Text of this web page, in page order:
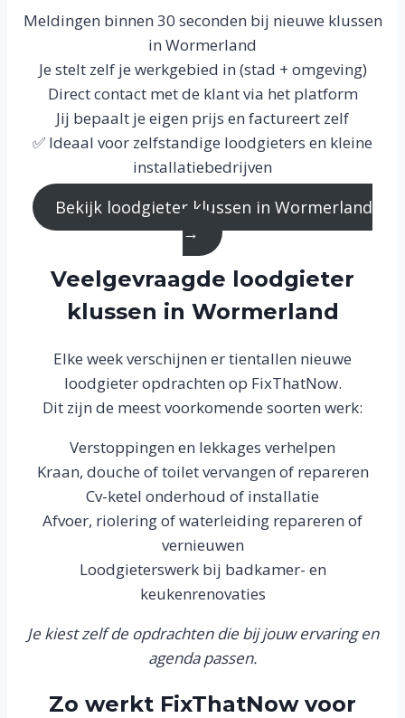
Meldingen binnen 30 seconden bij nieuwe klussen
in Wormerland
Je stelt zelf je werkgebied in (stad + omgeving)
Direct contact met de klant via het platform
Jij bepaalt je eigen prijs en factureert zelf
✅ Ideaal voor zelfstandige loodgieters en kleine
installatiebedrijven
Bekijk loodgieter klussen in Wormerland
→
Veelgevraagde loodgieter
klussen in Wormerland
Elke week verschijnen er tientallen nieuwe
loodgieter opdrachten op FixThatNow.
Dit zijn de meest voorkomende soorten werk:
Verstoppingen en lekkages verhelpen
Kraan, douche of toilet vervangen of repareren
Cv-ketel onderhoud of installatie
Afvoer, riolering of waterleiding repareren of
vernieuwen
Loodgieterswerk bij badkamer- en
keukenrenovaties
Je kiest zelf de opdrachten die bij jouw ervaring en
agenda passen.
Zo werkt FixThatNow voor